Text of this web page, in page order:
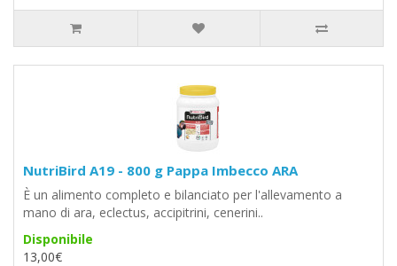
NutriBird A19 - 800 g Pappa Imbecco ARA
È un alimento completo e bilanciato per l'allevamento a
mano di ara, eclectus, accipitrini, cenerini..
Disponibile
13,00€